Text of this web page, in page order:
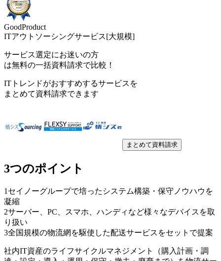
GoodProduct
ITアウトソーシングサービス[大規模]
サービス選定にお迷いの方
は無料の一括資料請求で比較！
ITトレンドがおすすめするサービスを
まとめて資料請求できます
まとめて資料請求
3つのポイント
1 セイノーグループで培ったシステム構築・保守ノウハウを
凝縮
2サーバー、PC、スマホ、ハンディなど様々なデバイスを取
り扱い
3全国規模の物流網を駆使した配送サービスをセットで提案
社内IT資産のライフサイクルマネジメント（購入計画・調